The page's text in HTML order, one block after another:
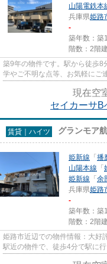
山陽電鉄本
兵庫県姫路
-
築年数：築
階数：2階建
築9年の物件です。駅から徒歩8
学やご不明な点等、お気軽にご
のサポートを致します。
現在空
セイカーサB
賃貸｜ハイツ グランモア
姫新線 「播
山陽本線 「
姫新線 「余
兵庫県姫路
-
築年数：築
階数：2階建
姫路市近辺での物件情報：大好
駅近の物件で、徒歩4分で駅に
新線播磨高岡近くの物件情報を...